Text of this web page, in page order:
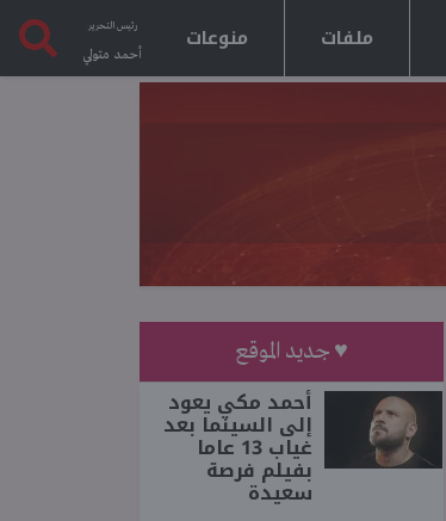
ملفات منوعات رئيس التحرير
أحمد متولي
♥ جديد الموقع
أحمد مكي يعود
إلى السينما بعد
غياب 13 عاما
بفيلم فرصة
سعيدة